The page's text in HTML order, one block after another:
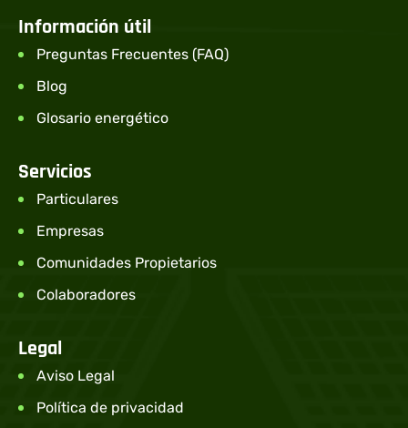
Información útil
Preguntas Frecuentes (FAQ)
Blog
Glosario energético
Servicios
Particulares
Empresas
Comunidades Propietarios
Colaboradores
Legal
Aviso Legal
Política de privacidad